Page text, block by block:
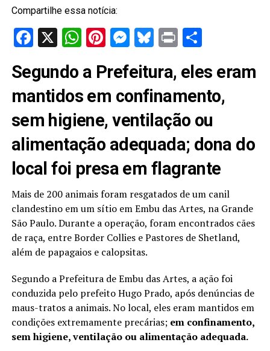
Compartilhe essa notícia:
Facebook
X WhatsApp
Pinterest
Messenger
Bluesky
PrintShare
Segundo a Prefeitura, eles eram
mantidos em confinamento,
sem higiene, ventilação ou
alimentação adequada; dona do
local foi presa em flagrante
Mais de 200 animais foram resgatados de um canil
clandestino em um sítio em Embu das Artes, na Grande
São Paulo. Durante a operação, foram encontrados cães
de raça, entre Border Collies e Pastores de Shetland,
além de papagaios e calopsitas.
Segundo a Prefeitura de Embu das Artes, a ação foi
conduzida pelo prefeito Hugo Prado, após denúncias de
maus-tratos a animais. No local, eles eram mantidos em
condições extremamente precárias; em confinamento,
sem higiene, ventilação ou alimentação adequada.